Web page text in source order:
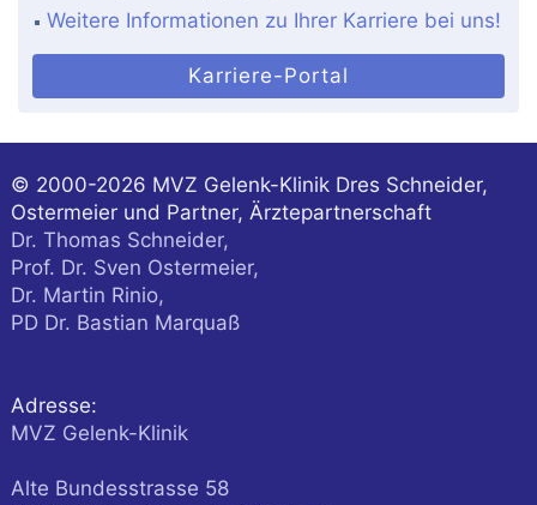
Weitere Informationen zu Ihrer Karriere bei uns!
Karriere-Portal
© 2000-2026 MVZ Gelenk-Klinik Dres Schneider,
Ostermeier und Partner, Ärztepartnerschaft
Dr. Thomas Schneider,
Prof. Dr. Sven Ostermeier,
Dr. Martin Rinio,
PD Dr. Bastian Marquaß
Adresse:
MVZ Gelenk-Klinik
Alte Bundesstrasse 58